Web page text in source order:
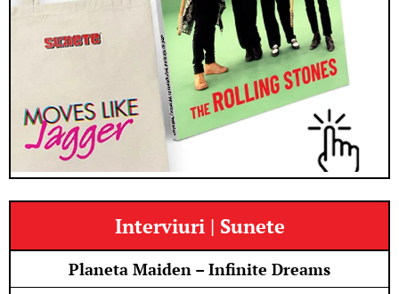
Interviuri | Sunete
Planeta Maiden – Infinite Dreams